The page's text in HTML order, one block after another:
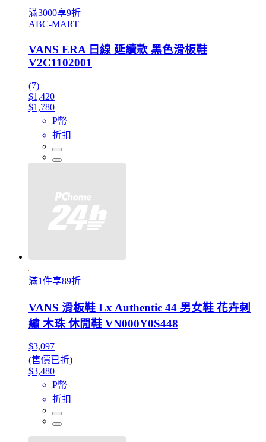
滿3000享9折
ABC-MART
VANS ERA 日線 延續款 黑色滑板鞋
V2C1102001
(7)
$1,420
$1,780
P幣
折扣
滿1件享89折
VANS 滑板鞋 Lx Authentic 44 男女鞋 花卉刺
繡 木珠 休閒鞋 VN000Y0S448
$3,097
(售價已折)
$3,480
P幣
折扣